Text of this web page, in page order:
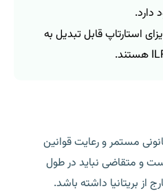
استارتاپ قابل تبدیل به
مستمر و رعایت قوانین
و متقاضی نباید در طول
بریتانیا داشته باشد.